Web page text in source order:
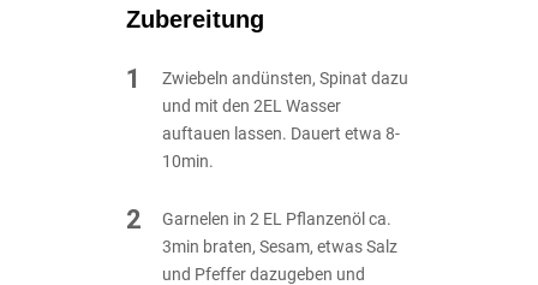
Zubereitung
1
Zwiebeln andünsten, Spinat dazu
und mit den 2EL Wasser
auftauen lassen. Dauert etwa 8-
10min.
2
Garnelen in 2 EL Pflanzenöl ca.
3min braten, Sesam, etwas Salz
und Pfeffer dazugeben und